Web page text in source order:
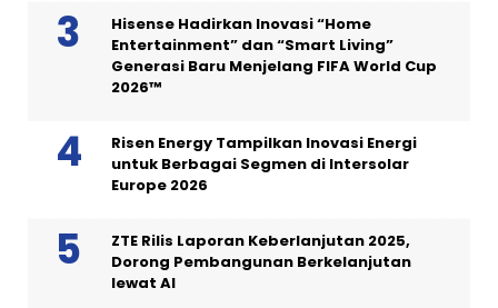
Hisense Hadirkan Inovasi “Home
Entertainment” dan “Smart Living”
Generasi Baru Menjelang FIFA World Cup
2026™
Risen Energy Tampilkan Inovasi Energi
untuk Berbagai Segmen di Intersolar
Europe 2026
ZTE Rilis Laporan Keberlanjutan 2025,
Dorong Pembangunan Berkelanjutan
lewat AI